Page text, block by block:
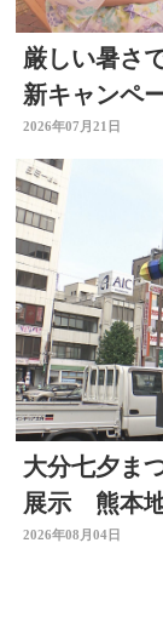
厳しい暑さ
新キャンペ
た」 冷たい
2026年07月21日
大分七夕ま
展示 熊本
2026年08月04日